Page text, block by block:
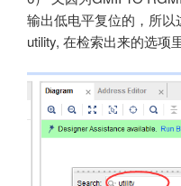
输出低电平复位的，所
utility, 在检索出来的选项